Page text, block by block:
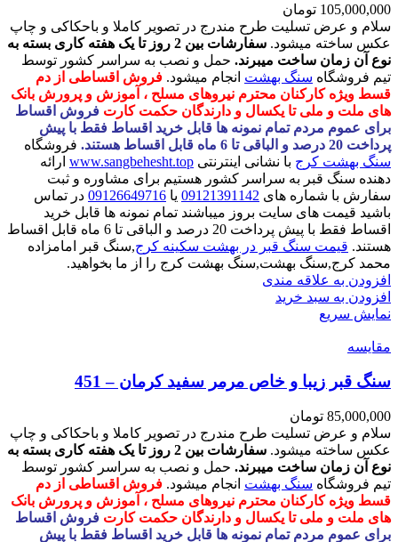
105,000,000 تومان
سلام و عرض تسلیت طرح مندرج در تصویر کاملا و باحکاکی و چاپ
عکس ساخته میشود.
سفارشات بین 2 روز تا یک هفته کاری بسته به
نوع آن زمان ساخت میبرند. حمل و نصب به سراسر کشور توسط
تیم فروشگاه سنگ بهشت انجام میشود. فروش اقساطی از دم
قسط ویژه کارکنان محترم نیروهای مسلح ، آموزش و پرورش بانک
های ملت و ملی تا یکسال و دارندگان حکمت کارت فروش اقساط
برای عموم مردم تمام نمونه ها قابل خرید اقساط فقط با پیش
پرداخت 20 درصد و الباقی تا 6 ماه قابل اقساط هستند.
فروشگاه
سنگ بهشت کرج با نشانی اینترنتی www.sangbehesht.top ارائه
دهنده سنگ قبر به سراسر کشور هستیم برای مشاوره و ثبت
سفارش با شماره های 09121391142 یا 09126649716 در تماس
باشید قیمت های سایت بروز میباشند تمام نمونه ها قابل خرید
اقساط فقط با پیش پرداخت 20 درصد و الباقی تا 6 ماه قابل اقساط
هستند. قیمت سنگ قبر در بهشت سکینه کرج,سنگ قبر امامزاده
محمد کرج,سنگ بهشت,سنگ بهشت کرج را از ما بخواهید.
افزودن به علاقه مندی
افزودن به سبد خرید
نمایش سریع
مقايسه
سنگ قبر زیبا و خاص مرمر سفید کرمان – 451
85,000,000 تومان
سلام و عرض تسلیت طرح مندرج در تصویر کاملا و باحکاکی و چاپ
عکس ساخته میشود.
سفارشات بین 2 روز تا یک هفته کاری بسته به
نوع آن زمان ساخت میبرند. حمل و نصب به سراسر کشور توسط
تیم فروشگاه سنگ بهشت انجام میشود. فروش اقساطی از دم
قسط ویژه کارکنان محترم نیروهای مسلح ، آموزش و پرورش بانک
های ملت و ملی تا یکسال و دارندگان حکمت کارت فروش اقساط
برای عموم مردم تمام نمونه ها قابل خرید اقساط فقط با پیش